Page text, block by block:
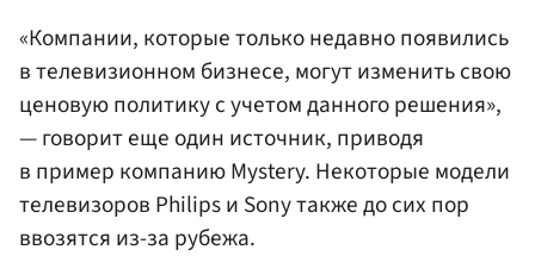
«Компании, которые только недавно появились
в телевизионном бизнесе, могут изменить свою
ценовую политику с учетом данного решения»,
— говорит еще один источник, приводя
в пример компанию Mystery. Некоторые модели
телевизоров Philips и Sony также до сих пор
ввозятся из-за рубежа.